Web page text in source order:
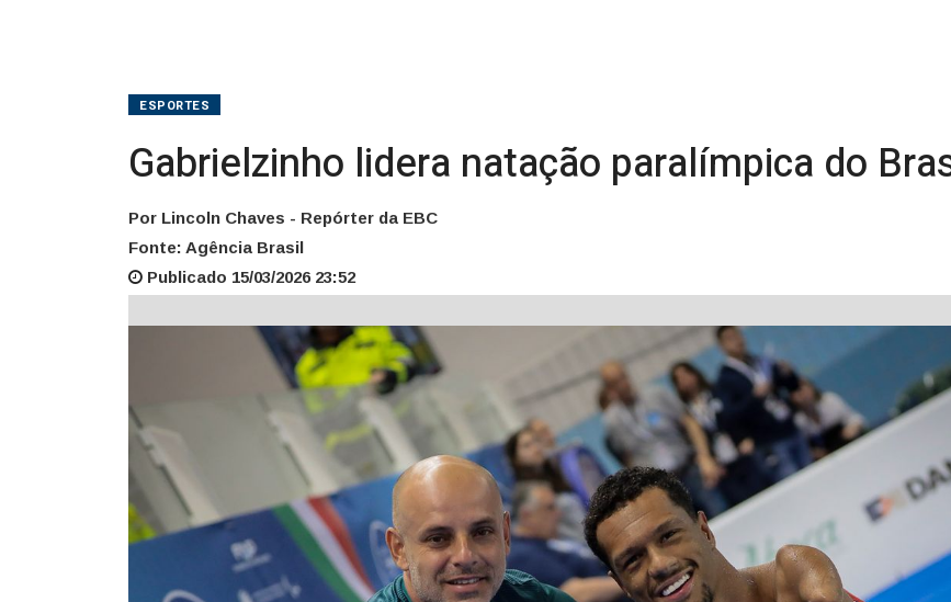
ESPORTES
Gabrielzinho lidera natação paralímpica do
Por Lincoln Chaves - Repórter da EBC
Fonte: Agência Brasil
Publicado 15/03/2026 23:52